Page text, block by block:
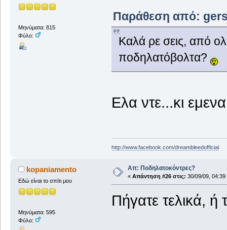
Μηνύματα: 815
Φύλο:
Παράθεση από: gers
Καλά ρε σεις, από
ποδηλατόβολτα?
Eλα ντε...κι
http://www.facebook.com/dreambleedofficial
kopaniamento
Εδώ είναι το σπίτι μου
Μηνύματα: 595
Φύλο:
Απ: Ποδηλατοκόντρες?
« Απάντηση #26 στις: 30/09/09, 04:39
Πήγατε τελικά,